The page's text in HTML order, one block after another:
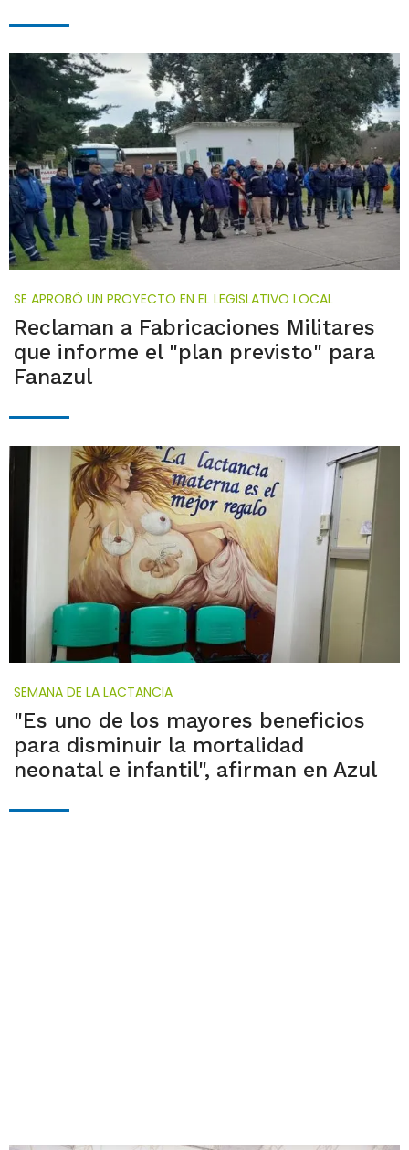
SE APROBÓ UN PROYECTO EN EL LEGISLATIVO LOCAL
Reclaman a Fabricaciones Militares
que informe el "plan previsto" para
Fanazul
SEMANA DE LA LACTANCIA
"Es uno de los mayores beneficios
para disminuir la mortalidad
neonatal e infantil", afirman en Azul